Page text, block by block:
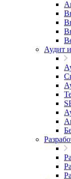
Аудит